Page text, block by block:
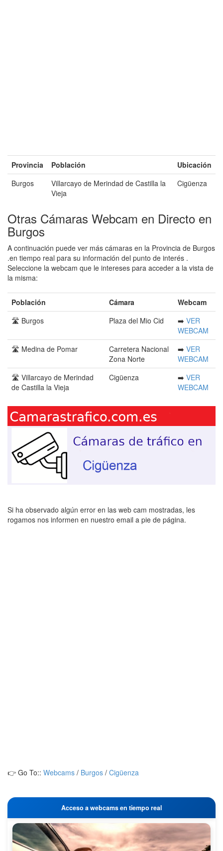
Provincia Población
Ubicación
Burgos
Villarcayo de Merindad de Castilla la
Vieja
Cigüenza
Otras Cámaras Webcam en Directo en
Burgos
A continuación puede ver más cámaras en la Provincia de Burgos
.en tiempo real para su información del punto de interés .
Seleccione la webcam que le intereses para acceder a la vista de
la misma:
Población Cámara
Webcam
🛣️ Burgos
Plaza del Mio Cid ➡️ VER
WEBCAM
🛣️ Medina de Pomar
Carretera Nacional
Zona Norte
➡️ VER
WEBCAM
🛣️ Villarcayo de Merindad
de Castilla la Vieja
Cigüenza ➡️ VER
WEBCAM
Si ha observado algún error en las web cam mostradas, les
rogamos nos informen en nuestro email a pie de página.
👉 Go To:: Webcams / Burgos / Cigüenza
Acceso a webcams en tiempo real